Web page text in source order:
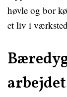
høvle og bor
et liv i
arbejdet